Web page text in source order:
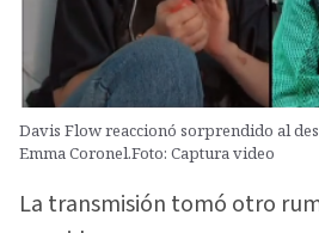
Davis Flow reaccionó sorprendido al
Emma Coronel.Foto: Captura video
La transmisión tomó otro